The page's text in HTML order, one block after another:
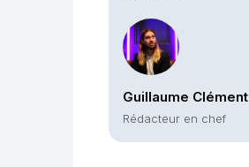
Guillaume Clément
Rédacteur en chef